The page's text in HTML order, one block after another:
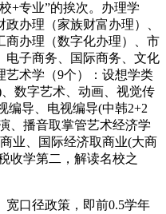
+专业”的挨次。办理学
政办理（家族财富办理）、
商办理（数字化办理）、市
电子商务、国际商务、文化
艺术学（9个）：设想学类
数字艺术、动画、视觉传
编导、电视编导(中韩2+2
、播音取掌管艺术经济学
业、国际经济取商业(大商
收学第二，解读名校之
口径政策，即前0.5学年